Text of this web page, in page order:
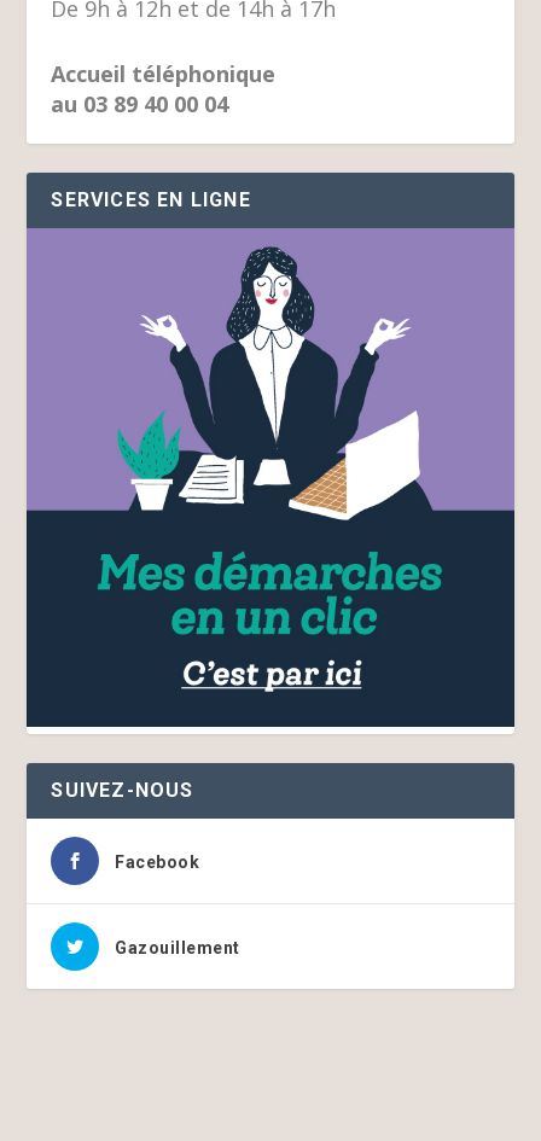
De 9h à 12h et de 14h à 17h
Accueil téléphonique
au 03 89 40 00 04
SERVICES EN LIGNE
SUIVEZ-NOUS
Facebook
Gazouillement